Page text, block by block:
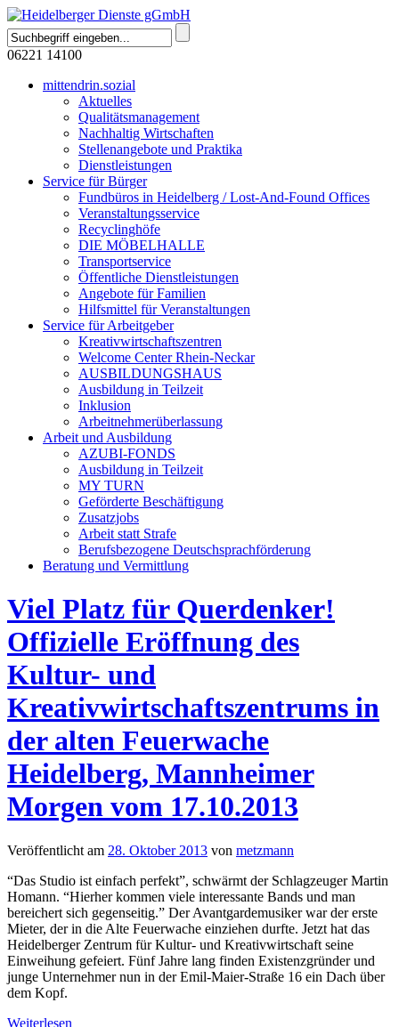
06221 14100
mittendrin.sozial
Aktuelles
Qualitätsmanagement
Nachhaltig Wirtschaften
Stellenangebote und Praktika
Dienstleistungen
Service für Bürger
Fundbüros in Heidelberg / Lost-And-Found Offices
Veranstaltungsservice
Recyclinghöfe
DIE MÖBELHALLE
Transportservice
Öffentliche Dienstleistungen
Angebote für Familien
Hilfsmittel für Veranstaltungen
Service für Arbeitgeber
Kreativwirtschaftszentren
Welcome Center Rhein-Neckar
AUSBILDUNGSHAUS
Ausbildung in Teilzeit
Inklusion
Arbeitnehmerüberlassung
Arbeit und Ausbildung
AZUBI-FONDS
Ausbildung in Teilzeit
MY TURN
Geförderte Beschäftigung
Zusatzjobs
Arbeit statt Strafe
Berufsbezogene Deutschsprachförderung
Beratung und Vermittlung
Viel Platz für Querdenker!
Offizielle Eröffnung des
Kultur- und
Kreativwirtschaftszentrums in
der alten Feuerwache
Heidelberg, Mannheimer
Morgen vom 17.10.2013
Veröffentlicht am 28. Oktober 2013 von metzmann
“Das Studio ist einfach perfekt”, schwärmt der Schlagzeuger Martin
Homann. “Hierher kommen viele interessante Bands und man
bereichert sich gegenseitig.” Der Avantgardemusiker war der erste
Mieter, der in die Alte Feuerwache einziehen durfte. Jetzt hat das
Heidelberger Zentrum für Kultur- und Kreativwirtschaft seine
Einweihung gefeiert. Fünf Jahre lang finden Existenzgründer und
junge Unternehmer nun in der Emil-Maier-Straße 16 ein Dach über
dem Kopf.
Weiterlesen